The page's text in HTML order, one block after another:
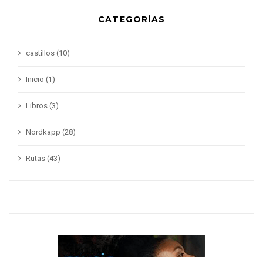
CATEGORÍAS
castillos (10)
Inicio (1)
Libros (3)
Nordkapp (28)
Rutas (43)